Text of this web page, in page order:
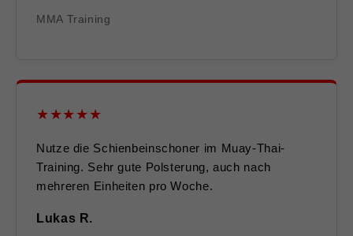
MMA Training
★★★★★
Nutze die Schienbeinschoner im Muay-Thai-
Training. Sehr gute Polsterung, auch nach
mehreren Einheiten pro Woche.
Lukas R.